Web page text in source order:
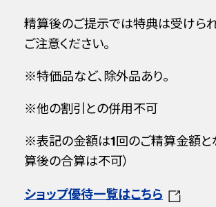
精算後のご提示では特典は受けら
ご注意ください。
※特価品など、除外品あり。
※他の割引との併用不可
※表記の金額は1回のご精算金額とな
算後の合算は不可）
ショップ優待一覧はこちら